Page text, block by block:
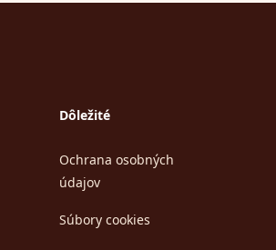
Dôležité
Ochrana osobných
údajov
Súbory cookies